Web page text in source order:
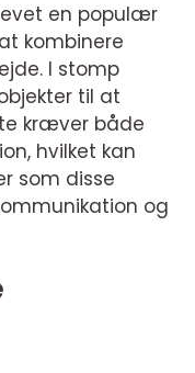
en populær
kombinere
I stomp
til at
kræver både
hvilket kan
som disse
og